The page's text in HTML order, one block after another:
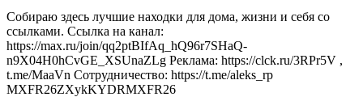
Собираю здесь лучшие находки для дома, жизни и себя со
ссылками. Ссылка на канал:
https://max.ru/join/qq2ptBIfAq_hQ96r7SHaQ-
n9X04H0hCvGE_XSUnaZLg Реклама: https://clck.ru/3RPr5V ,
t.me/MaaVn Сотрудничество: https://t.me/aleks_rp
MXFR26ZXykKYDRMXFR26